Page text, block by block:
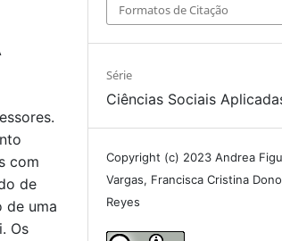
com
de
de uma
Os
Formatos de Citação
Série
Ciências Sociais
Copyright (c) 2023 Andrea
Vargas, Francisca Cristina
Reyes